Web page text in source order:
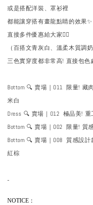
或是搭配洋裝、罩衫裡
都能讓穿搭有畫龍點睛的效果✨
直接多件優惠給大家❤️‍🔥
（百搭文青灰白、溫柔木質調
三色實穿度都非常高! 直接包色
Bottom 🔍 賣場｜O11 限量! 藏
米白
Dress 🔍 賣場｜O12 極品美!
Bottom 🔍 賣場｜O02 限量! 質
Bottom 🔍 賣場｜O08 質感設
紅棕
-
NOTICE ：